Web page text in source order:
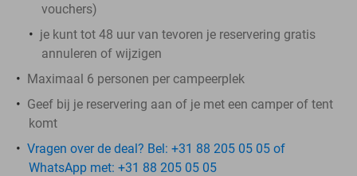
vouchers)
je kunt tot 48 uur van tevoren je reservering gratis
annuleren of wijzigen
Maximaal 6 personen per campeerplek
Geef bij je reservering aan of je met een camper of tent
komt
Vragen over de deal? Bel: +31 88 205 05 05 of
WhatsApp met: +31 88 205 05 05